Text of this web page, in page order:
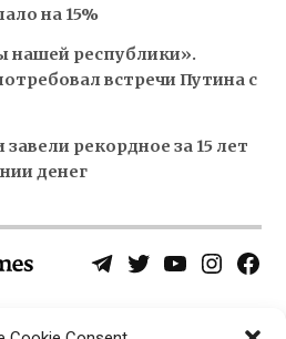
на 15%
нашей республики».
встречи Путина с
рекордное за 15 лет
денег
Telegram
TwitterYouTubeInstagram